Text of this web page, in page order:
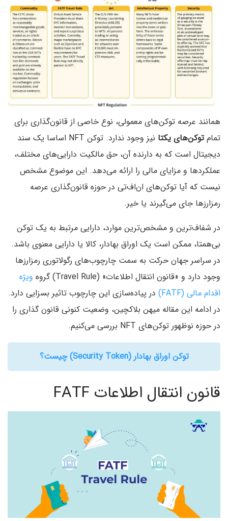
همانند عرصه توکن‌های معمولی، نوع خاصی از قانون‌گذاری برای
تمامتوکن‌های یکتا
نیز وجود ندارد. توکن NFT اساسا یک سند
دیجیتال است که به دارنده آن، حق مالکیت دارایی‌های مختلف،
عملکردها و مزایای مالی را ارائه می‌دهد. این موضوع مشخص
نیست که آیا توکن‌های ان‌اف‌تی در حوزه قانون‌گذاری عرصه
رمزارزها جای می‌گیرند یا خیر.
در شفاف‌ترین و مشخص‌ترین موارد، دارایی مرتبط به یک توکن
بی‌همتا، ممکن است یک اوراق بهادار، کالا یا دارایی معنوی باشد.
در سراسر جهان حرکت به سمت چارچوب‌های رگولاتوری رمزارزها
وجود دارد و «قانون انتقال اطلاعات» (Travel Rule) گروه
ویژه
اقدام مالی (FATF)
در پیاده‌سازی این چارچوب تاثیر بسزایی دارد.
در ادامه این مقاله میهن بلاکچین، وضعیت کنونی قانون گذاری را
در حوزه نوظهور توکن‌های NFT بررسی می‌کنیم.
توکن اوراق بهادار (Security Token) چیست؟
قانون انتقال اطلاعات FATF